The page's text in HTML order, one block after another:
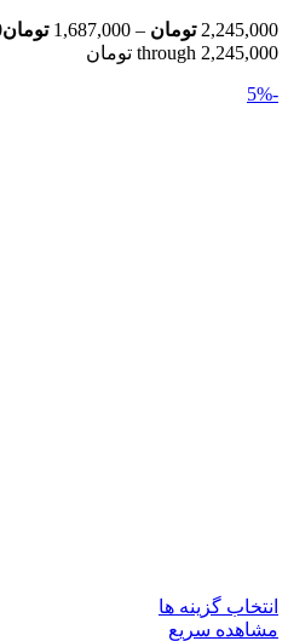
2,245,000 تومان –
1,687,000 تومان
through 2,245,000 تومان
-5%
انتخاب گزینه ها
مشاهده سریع